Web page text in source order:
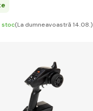
stoc(La dumneavoastră 14.08.)